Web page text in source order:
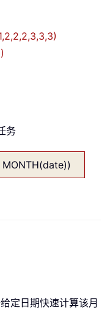
务
MONTH(date))
定日期快速计算该月